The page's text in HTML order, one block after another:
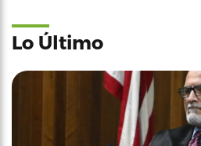
Lo Último